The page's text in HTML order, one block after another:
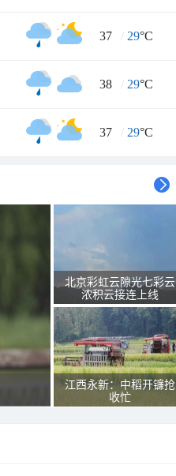
37 / 29°C
38 / 29°C
37 / 29°C
北京彩虹云隙光七彩云
浓积云接连上线
江西永新：中稻开镰抢
收忙